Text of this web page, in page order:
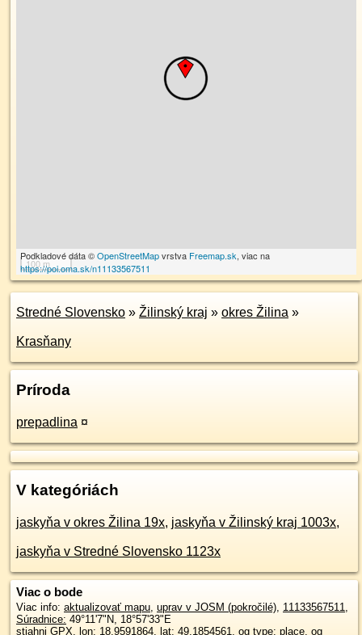
100 m
Podkladové dáta ©OpenStreetMapvrstva Freemap.sk, viac na
https://poi.oma.sk/n11133567511
Stredné Slovensko » Žilinský kraj » okres Žilina »
Krasňany
Príroda
prepadlina ¤
V kategóriách
jaskyňa v okres Žilina 19x, jaskyňa v Žilinský kraj 1003x,
jaskyňa v Stredné Slovensko 1123x
Viac o bode
Viac info: aktualizovať mapu, uprav v JOSM (pokročilé), 11133567511,
Súradnice: 49°11'7"N, 18°57'33"E
stiahni GPX, lon: 18.9591864, lat: 49.1854561, og type: place, og